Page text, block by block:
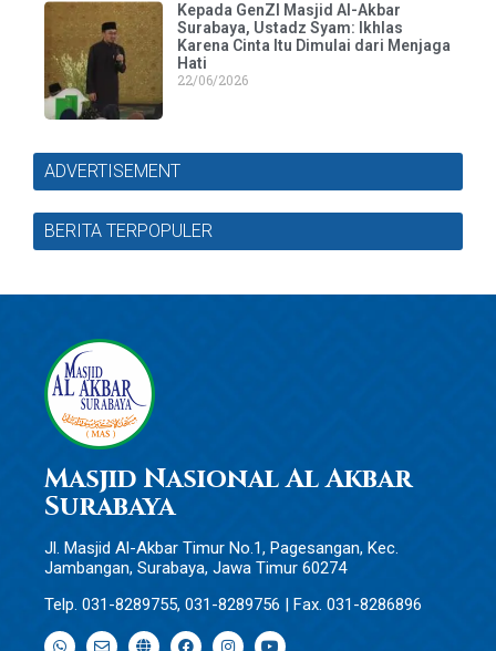
Kepada GenZI Masjid Al-Akbar
Surabaya, Ustadz Syam: Ikhlas
Karena Cinta Itu Dimulai dari Menjaga
Hati
22/06/2026
ADVERTISEMENT
BERITA TERPOPULER
Masjid Nasional Al Akbar
Surabaya
Jl. Masjid Al-Akbar Timur No.1, Pagesangan, Kec.
Jambangan, Surabaya, Jawa Timur 60274
Telp. 031-8289755, 031-8289756 | Fax. 031-8286896